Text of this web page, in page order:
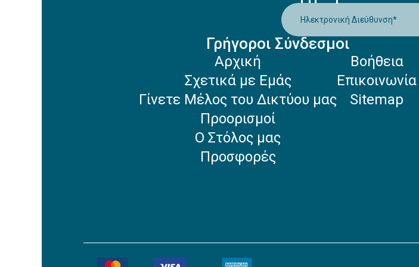
Ηλεκτρονική Διεύθυνση*
Γρήγοροι Σύνδεσμοι
Αρχική
Σχετικά με Εμάς
Γίνετε Μέλος του Δικτύου μας
Προορισμοί
Ο Στόλος μας
Προσφορές
Βοήθεια
Επικοινωνία
Sitemap